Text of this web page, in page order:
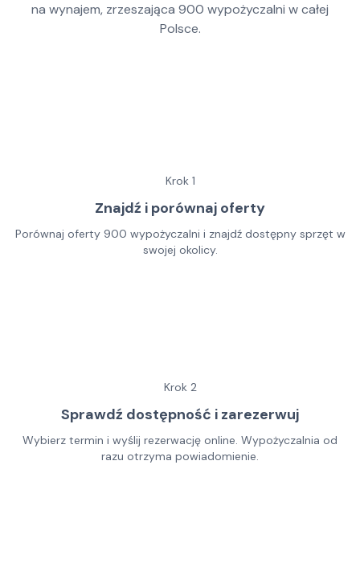
na wynajem, zrzeszająca 900 wypożyczalni w całej
Polsce.
Krok 1
Znajdź i porównaj oferty
Porównaj oferty 900 wypożyczalni i znajdź dostępny sprzęt w
swojej okolicy.
Krok 2
Sprawdź dostępność i zarezerwuj
Wybierz termin i wyślij rezerwację online. Wypożyczalnia od
razu otrzyma powiadomienie.